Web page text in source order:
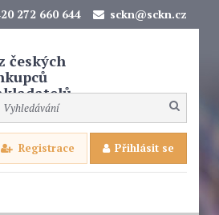
272 660 644 sckn@sckn.cz
českých
Registrace Přihlásit se